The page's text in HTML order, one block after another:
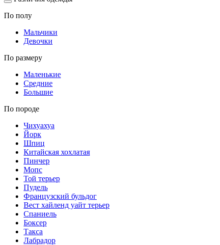
По полу
Мальчики
Девочки
По размеру
Маленькие
Средние
Большие
По породе
Чихуахуа
Йорк
Шпиц
Китайская хохлатая
Пинчер
Мопс
Той терьер
Пудель
Французский бульдог
Вест хайленд уайт терьер
Спаниель
Боксер
Такса
Лабрадор